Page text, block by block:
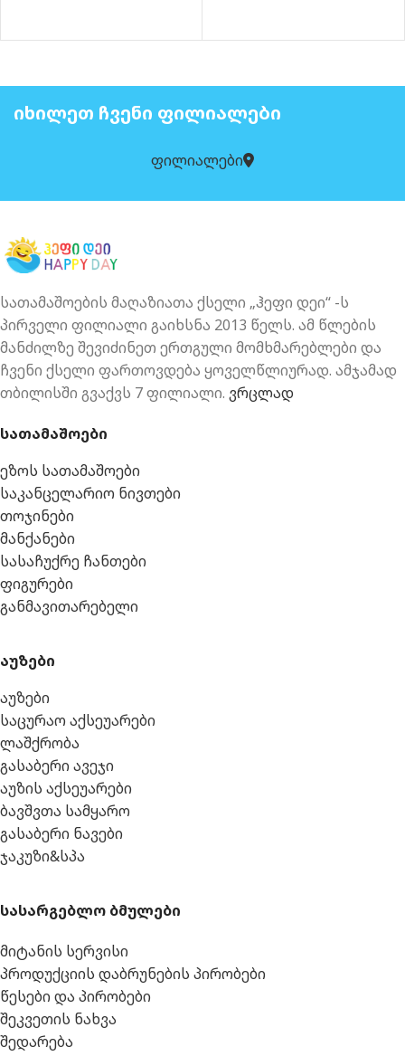
ᲘᲮᲘᲚᲔᲗ ᲩᲕᲔᲜᲘ ᲤᲘᲚᲘᲐᲚᲔᲑᲘ
ფილიალები
სათამაშოების მაღაზიათა ქსელი „ჰეფი დეი“ -ს
პირველი ფილიალი გაიხსნა 2013 წელს. ამ წლების
მანძილზე შევიძინეთ ერთგული მომხმარებლები და
ჩვენი ქსელი ფართოვდება ყოველწლიურად. ამჯამად
თბილისში გვაქვს 7 ფილიალი. ვრცლად
სათამაშოები
ეზოს სათამაშოები
საკანცელარიო ნივთები
თოჯინები
მანქანები
სასაჩუქრე ჩანთები
ფიგურები
განმავითარებელი
აუზები
აუზები
საცურაო აქსეუარები
ლაშქრობა
გასაბერი ავეჯი
აუზის აქსეუარები
ბავშვთა სამყარო
გასაბერი ნავები
ჯაკუზი&სპა
სასარგებლო ბმულები
მიტანის სერვისი
პროდუქციის დაბრუნების პირობები
წესები და პირობები
შეკვეთის ნახვა
შედარება